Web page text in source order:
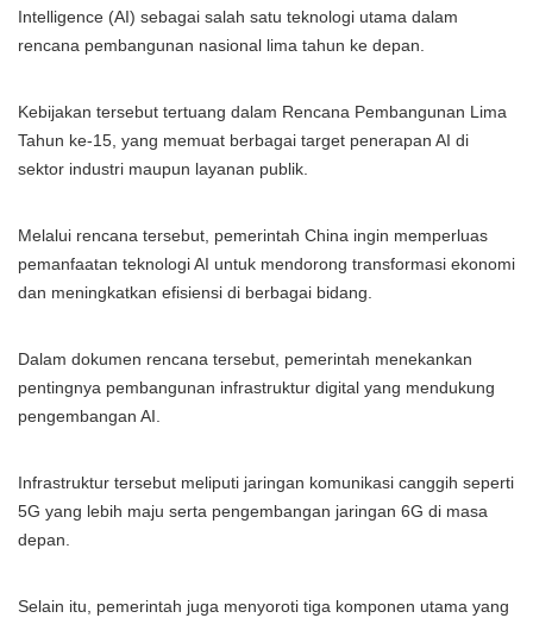
Intelligence (AI) sebagai salah satu teknologi utama dalam
rencana pembangunan nasional lima tahun ke depan.
Kebijakan tersebut tertuang dalam Rencana Pembangunan Lima
Tahun ke-15, yang memuat berbagai target penerapan AI di
sektor industri maupun layanan publik.
Melalui rencana tersebut, pemerintah China ingin memperluas
pemanfaatan teknologi AI untuk mendorong transformasi ekonomi
dan meningkatkan efisiensi di berbagai bidang.
Dalam dokumen rencana tersebut, pemerintah menekankan
pentingnya pembangunan infrastruktur digital yang mendukung
pengembangan AI.
Infrastruktur tersebut meliputi jaringan komunikasi canggih seperti
5G yang lebih maju serta pengembangan jaringan 6G di masa
depan.
Selain itu, pemerintah juga menyoroti tiga komponen utama yang